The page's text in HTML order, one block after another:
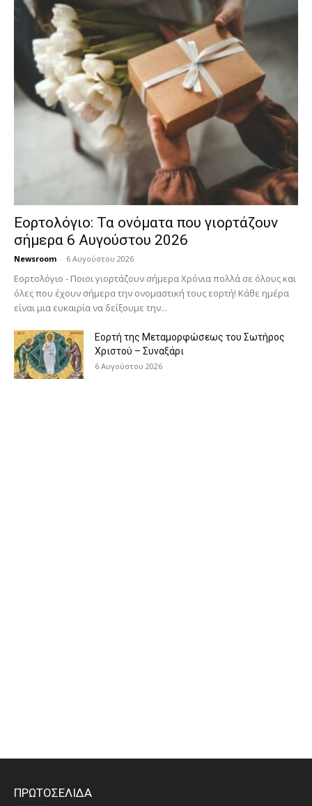
Εορτολόγιο: Τα ονόματα που γιορτάζουν
σήμερα 6 Αυγούστου 2026
Newsroom - 6 Αυγούστου 2026
Εορτολόγιο - Ποιοι γιορτάζουν σήμερα Χρόνια πολλά σε όλους και
όλες που έχουν σήμερα την ονομαστική τους εορτή! Κάθε ημέρα
είναι μια ευκαιρία να δείξουμε την...
Εορτή της Μεταμορφώσεως του Σωτήρος
Χριστού – Συναξάρι
6 Αυγούστου 2026
ΠΡΩΤΟΣΕΛΙΔΑ